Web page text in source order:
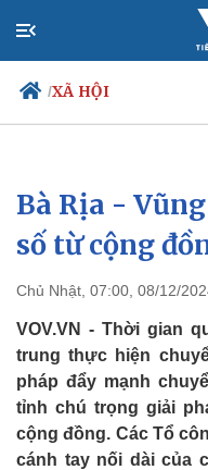
/XÃ HỘI
Chính trị
Đảng
Tổ chức nhân sự
Nhận diện sự thật
Bà Rịa -
số từ cộng
Chủ Nhật, 07:00, 08/12/
VOV.VN - Thời gian
trung thực hiện
pháp đẩy mạnh
tỉnh chú trọng giải
cộng đồng. Các Tổ
cánh tay nối dài của